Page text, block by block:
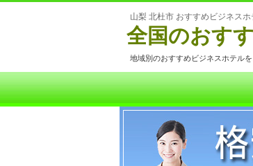
山梨 北杜市 おすすめビジネスホ
全国のおす
地域別のおすすめビジネスホテルを